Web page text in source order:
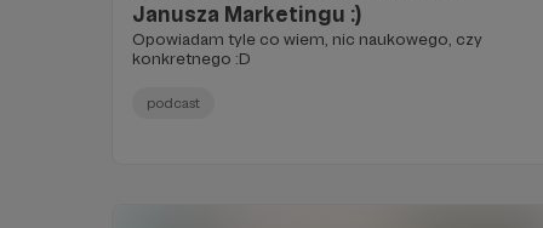
Janusza Marketingu :)
Opowiadam tyle co wiem, nic naukowego, czy
konkretnego :D
podcast